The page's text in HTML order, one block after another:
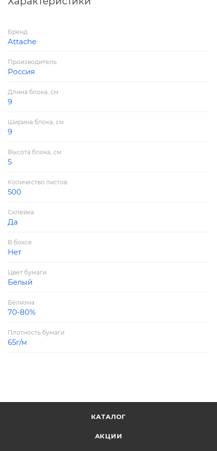
Бренд
Attache
Производитель
Россия
Длина блока, см
9
Ширина блока, см
9
Высота блока, см
5
Количество листов
500
Склейка
Да
В боксе
Нет
Цвет бумаги
Белый
Белизна
70-80%
Плотность бумаги
65г/м
КАТАЛОГ
АКЦИИ